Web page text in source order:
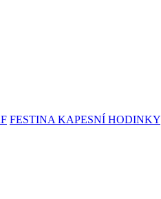
FESTINA KAPESNÍ HODINKY